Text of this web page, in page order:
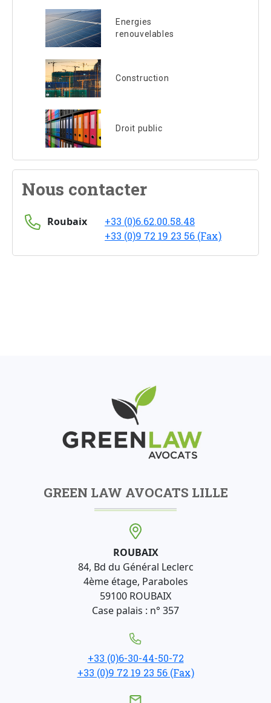
Energies
renouvelables
Construction
Droit public
Nous contacter
Roubaix
+33 (0)6.62.00.58.48
+33 (0)9 72 19 23 56 (Fax)
GREEN LAW AVOCATS LILLE
ROUBAIX
84, Bd du Général Leclerc
4ème étage, Paraboles
59100 ROUBAIX
Case palais : n° 357
+33 (0)6-30-44-50-72
+33 (0)9 72 19 23 56 (Fax)